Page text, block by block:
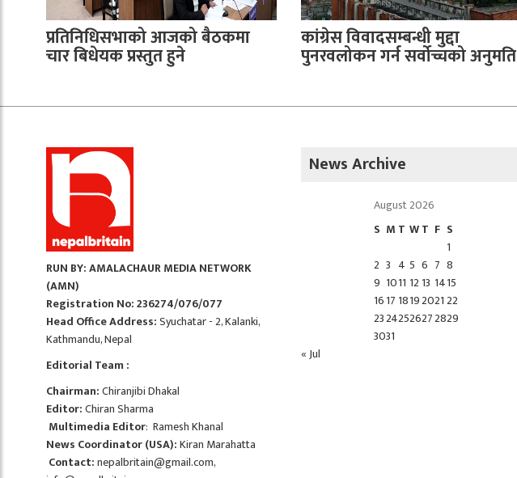
प्रतिनिधिसभाको आजको बैठकमा
चार बिधेयक प्रस्तुत हुने
कांग्रेस विवादसम्बन्धी मुद्दा
पुनरवलोकन गर्न सर्वोच्चको अनुमति
RUN BY: AMALACHAUR MEDIA NETWORK
(AMN)
Registration No: 236274/076/077
Head Office Address:Syuchatar - 2, Kalanki,
Kathmandu, Nepal
Editorial Team :
Chairman:Chiranjibi Dhakal
Editor:Chiran Sharma
Multimedia Editor: Ramesh Khanal
News Coordinator (USA):Kiran Marahatta
Contact:nepalbritain@gmail.com,
News Archive
August 2026
S M T WT F S
1
2 3 4 5 6 7 8
9 1011 12 13 1415
1617 1819202122
23242526272829
3031
« Jul